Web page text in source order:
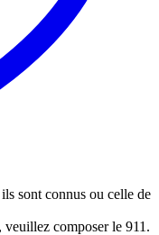
sont connus ou celle de
veuillez composer le 911.